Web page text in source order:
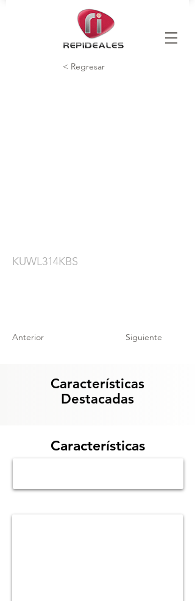
< Regresar
KUWL314KBS
Anterior Siguiente
Características
Destacadas
Características